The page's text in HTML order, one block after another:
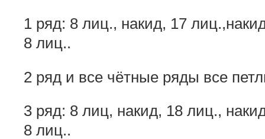
1 ряд: 8 лиц., накид, 17
8 лиц..
2 ряд и все чётные ряды все
3 ряд: 8 лиц, накид, 18 лиц.,
8 лиц..